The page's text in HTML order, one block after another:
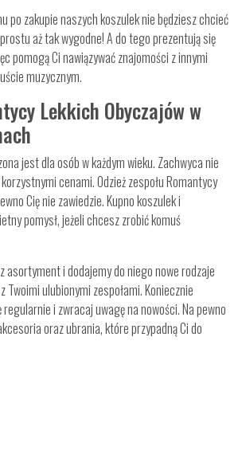
po zakupie naszych koszulek nie będziesz chcieć
aż tak wygodne! A do tego prezentują się
pomogą Ci nawiązywać znajomości z innymi
muzycznym.
Lekkich Obyczajów w
jest dla osób w każdym wieku. Zachwyca nie
cenami. Odzież zespołu Romantycy
Cię nie zawiedzie. Kupno koszulek i
pomysł, jeżeli chcesz zrobić komuś
asortyment i dodajemy do niego nowe rodzaje
Twoimi ulubionymi zespołami. Koniecznie
i zwracaj uwagę na nowości. Na pewno
oraz ubrania, które przypadną Ci do